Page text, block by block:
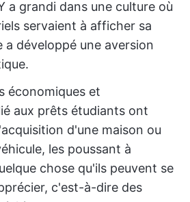
a grandi dans une culture où
servaient à afficher sa
a développé une aversion
économiques et
aux prêts étudiants ont
d'une maison ou
les poussant à
chose qu'ils peuvent se
c'est-à-dire des